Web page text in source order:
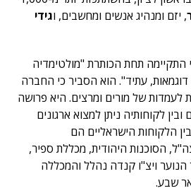
, יזם ומנהיג אנשים ומחשבים, וגידי
התקיימה תחת הכותרת "מולטימדיה
עתיד". הוא הסביר כי החברה
לעמדות של מורים ומרצים. היא פרושה
בעולם ובין לקוחותיה ניתן למצוא ארגונים
הלקוחות הישראליים הם
הסוכנות היהודית, מכללת ספיר,
ויצ"ו קנדה נהלל והמכללה
שבע.